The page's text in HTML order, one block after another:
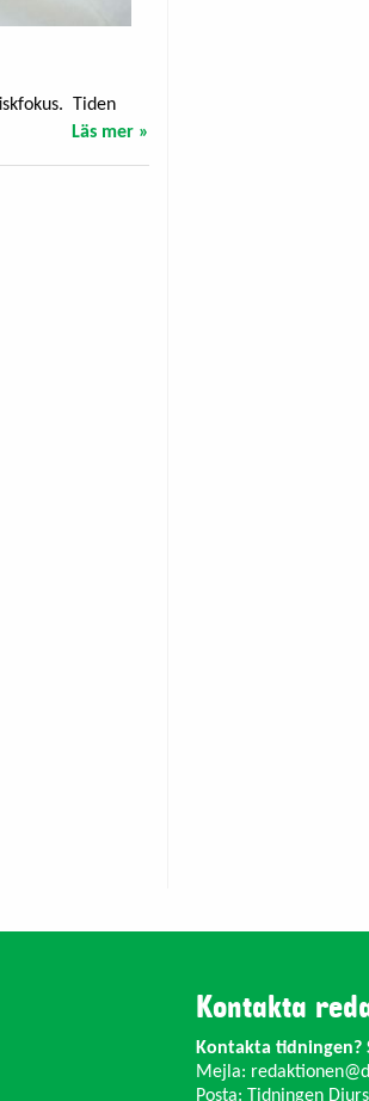
Tiden
Läs mer »
Kontakta
Kontakta
Mejla:
Posta: Tidningen